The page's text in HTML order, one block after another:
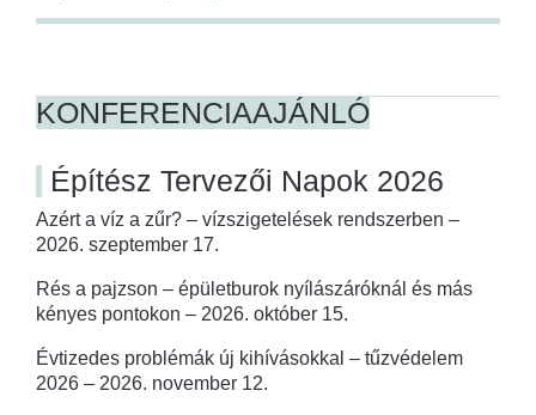
KONFERENCIAAJÁNLÓ
Építész Tervezői Napok 2026
Azért a víz a zűr? – vízszigetelések rendszerben –
2026. szeptember 17.
Rés a pajzson – épületburok nyílászáróknál és más
kényes pontokon – 2026. október 15.
Évtizedes problémák új kihívásokkal – tűzvédelem
2026 – 2026. november 12.